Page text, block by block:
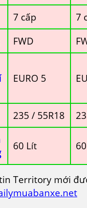
7 cấp
7
FWD
EURO 5
235 / 55R18
60 Lít
Territory mới